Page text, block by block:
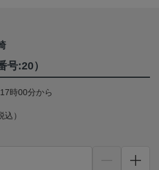
号:20）
時00分から
込）